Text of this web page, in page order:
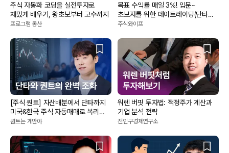
주식 자동화 코딩을 실전투자로
재밌게 배우기, 왕초보부터 고수까지
프로그램 동산
목표 수익률 매일 3%! 입문~
초보자를 위한 데이트레이딩(단타
매매)기법!
주식와이프
[주식 퀀트] 자산배분에서 단타까지
미국&한국 주식 자동매매로 복리
수익내기
퀀트는 게만아
워렌 버핏 투자법: 적정주가 계산과
기업 분석 전략
전인구경제연구소